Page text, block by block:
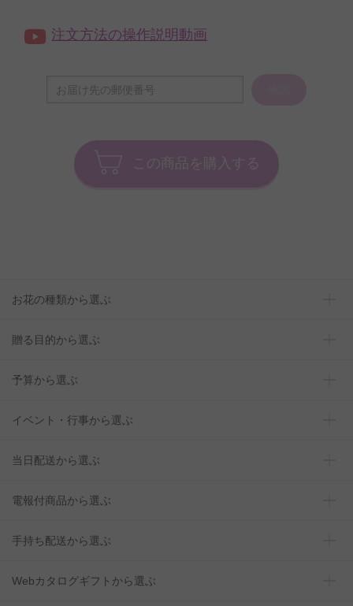
注文方法の操作説明動画
この商品を購入する
お花の種類から選ぶ
贈る目的から選ぶ
予算から選ぶ
イベント・行事から選ぶ
当日配送から選ぶ
電報付商品から選ぶ
手持ち配送から選ぶ
Webカタログギフトから選ぶ